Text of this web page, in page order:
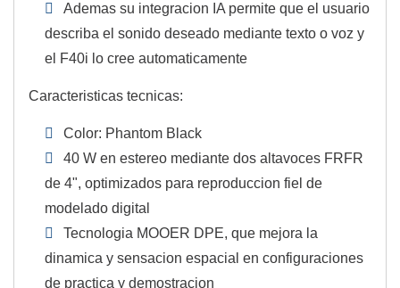
Ademas su integracion IA permite que el usuario
describa el sonido deseado mediante texto o voz y
el F40i lo cree automaticamente
Caracteristicas tecnicas:
Color: Phantom Black
40 W en estereo mediante dos altavoces FRFR
de 4", optimizados para reproduccion fiel de
modelado digital
Tecnologia MOOER DPE, que mejora la
dinamica y sensacion espacial en configuraciones
de practica y demostracion